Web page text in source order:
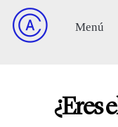
¿Eres